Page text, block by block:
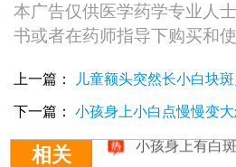
本广告仅供医学药学专业人
书或者在药师指导下购买和
上一篇： 儿童额头突然长小白块
下一篇： 小孩身上小白点慢慢变
相关